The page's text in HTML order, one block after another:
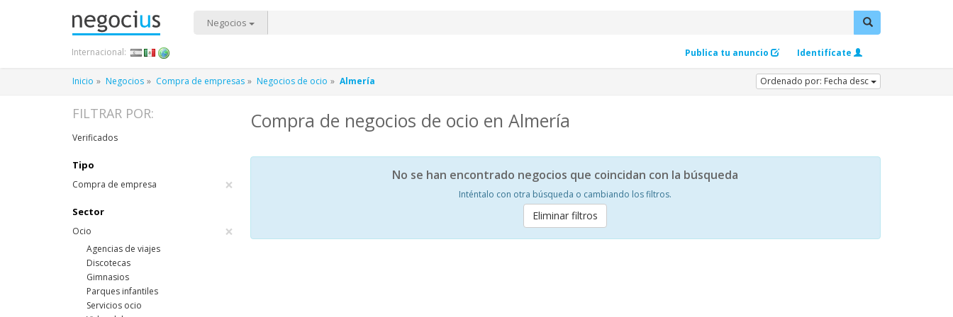
Negocios
Publica tu anuncio Identifícate
Internacional:
Inicio Negocios Compra de empresas Negocios de ocio Almería Ordenado por: Fecha desc
Compra de negocios de ocio en Almería
No se han encontrado negocios que coincidan con la búsqueda
Inténtalo con otra búsqueda o cambiando los filtros.
Eliminar filtros
FILTRAR POR:
Verificados
Tipo
Compra de empresa ×
Sector
Ocio ×
Agencias de viajes
Discotecas
Gimnasios
Parques infantiles
Servicios ocio